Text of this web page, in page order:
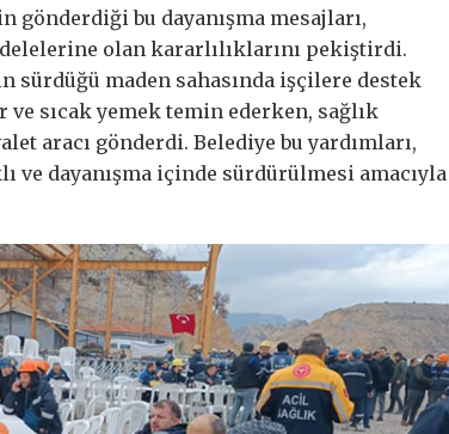
bu dayanışma mesajları,
olan kararlılıklarını pekiştirdi.
sürdüğü maden sahasında işçilere destek
ve sıcak yemek temin ederken, sağlık
aracı gönderdi. Belediye bu yardımları,
ve dayanışma içinde sürdürülmesi amacıyla